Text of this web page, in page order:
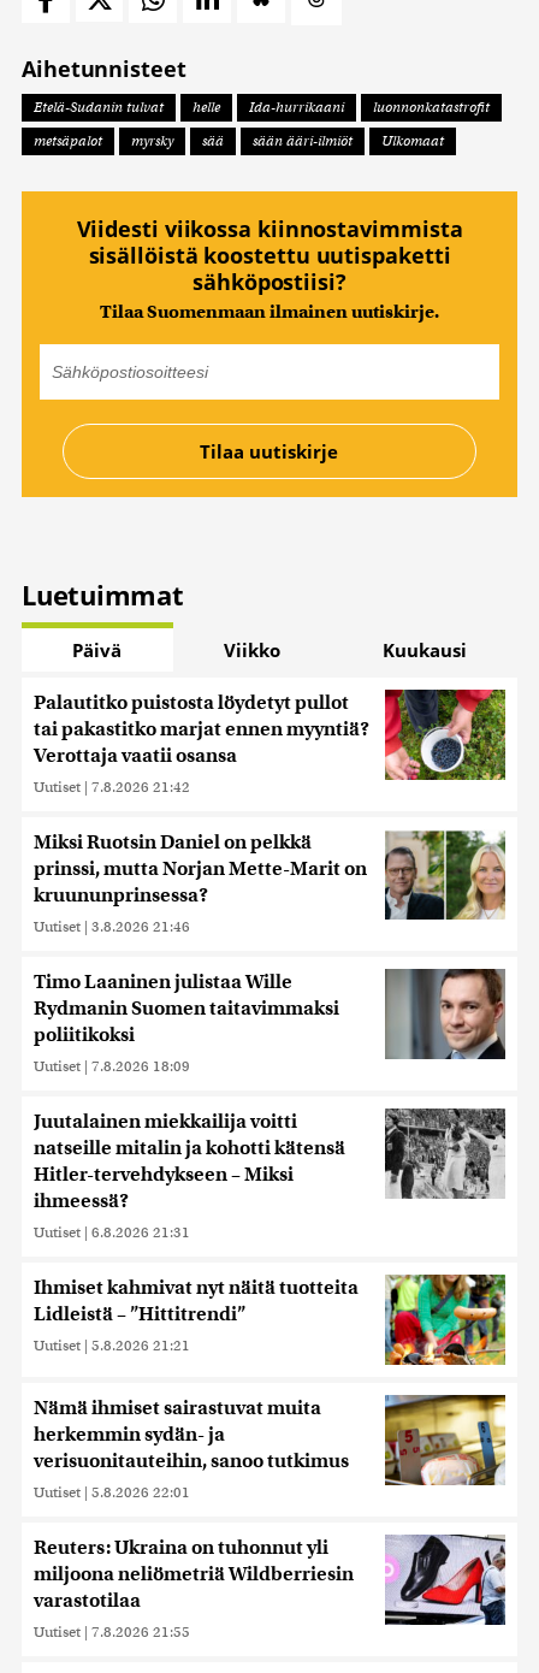
Aihetunnisteet
Etelä-Sudanin tulvat helle Ida-hurrikaani
luonnonkatastrofit
metsäpalot
myrsky sää sään ääri-ilmiöt Ulkomaat
Viidesti viikossa kiinnostavimmista
sisällöistä koostettu uutispaketti
sähköpostiisi?
Tilaa Suomenmaan ilmainen uutiskirje.
Luetuimmat
Päivä Viikko Kuukausi
Palautitko puistosta löydetyt pullot
tai pakastitko marjat ennen myyntiä?
Verottaja vaatii osansa
Uutiset | 7.8.2026 21:42
Miksi Ruotsin Daniel on pelkkä
prinssi, mutta Norjan Mette-Marit on
kruununprinsessa?
Uutiset | 3.8.2026 21:46
Timo Laaninen julistaa Wille
Rydmanin Suomen taitavimmaksi
poliitikoksi
Uutiset | 7.8.2026 18:09
Juutalainen miekkailija voitti
natseille mitalin ja kohotti kätensä
Hitler-tervehdykseen – Miksi
ihmeessä?
Uutiset | 6.8.2026 21:31
Ihmiset kahmivat nyt näitä tuotteita
Lidleistä – ”Hittitrendi”
Uutiset | 5.8.2026 21:21
Nämä ihmiset sairastuvat muita
herkemmin sydän- ja
verisuonitauteihin, sanoo tutkimus
Uutiset | 5.8.2026 22:01
Reuters: Ukraina on tuhonnut yli
miljoona neliömetriä Wildberriesin
varastotilaa
Uutiset | 7.8.2026 21:55